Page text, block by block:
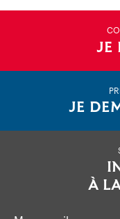
JE
JE
À